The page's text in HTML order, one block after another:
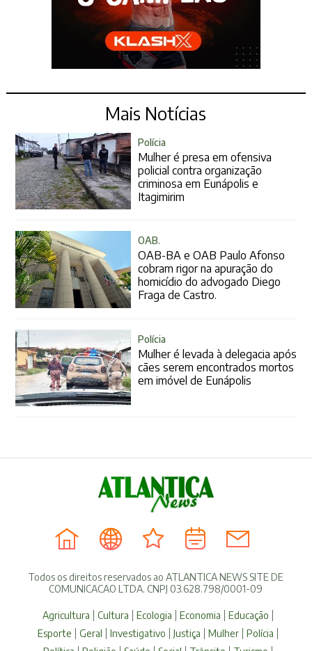
Mais Notícias
Polícia
Mulher é presa em ofensiva
policial contra organização
criminosa em Eunápolis e
Itagimirim
OAB.
OAB-BA e OAB Paulo Afonso
cobram rigor na apuração do
homicídio do advogado Diego
Fraga de Castro.
Polícia
Mulher é levada à delegacia após
cães serem encontrados mortos
em imóvel de Eunápolis
Todos os direitos reservados ao ATLANTICA NEWS SITE DE
COMUNICACAO LTDA. CNPJ 03.628.798/0001-09
Agricultura Cultura Ecologia Economia
Educação
Esporte
Geral Investigativo Justiça Mulher
Polícia